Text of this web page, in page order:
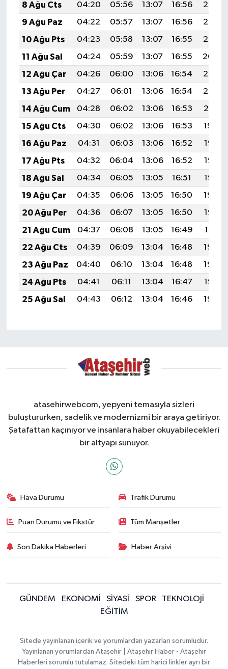
8 Ağu Cts
04:20 05:56 13:07 16:56
20:08
9 Ağu Paz
04:22 05:57 13:07 16:56
20:07
10 Ağu Pts
04:23 05:58 13:07 16:55
20:06
11 Ağu Sal
04:24 05:59 13:07 16:55
20:04
12 Ağu Çar
04:26 06:00 13:06 16:54
20:03
13 Ağu Per
04:27 06:01 13:06 16:54
20:02
14 Ağu Cum
04:28 06:02 13:06 16:53
20:01
15 Ağu Cts
04:30 06:02 13:06 16:53
19:59
16 Ağu Paz
04:31 06:03 13:06 16:52
19:58
17 Ağu Pts
04:32 06:04 13:06 16:52
19:57
18 Ağu Sal
04:34 06:05 13:05 16:51
19:55
19 Ağu Çar
04:35 06:06 13:05 16:50
19:54
20 Ağu Per
04:36 06:07 13:05 16:50
19:53
21 Ağu Cum
04:37 06:08 13:05 16:49
19:51
22 Ağu Cts
04:39 06:09 13:04 16:48
19:50
23 Ağu Paz
04:40 06:10 13:04 16:48
19:48
24 Ağu Pts
04:41 06:11 13:04 16:47
19:47
25 Ağu Sal
04:43 06:12 13:04 16:46 19:46
atasehirwebcom, yepyeni temasıyla sizleri
buluştururken, sadelik ve modernizmi bir araya getiriyor.
Şatafattan kaçınıyor ve insanlara haber okuyabilecekleri
bir altyapı sunuyor.
Hava Durumu Trafik Durumu
Puan Durumu ve Fikstür Tüm Manşetler
Son Dakika Haberleri Haber Arşivi
GÜNDEM EKONOMİ SİYASİ SPOR
TEKNOLOJİ
EĞİTİM
Sitede yayınlanan içerik ve yorumlardan yazarları sorumludur.
Yayınlanan yorumlardan Ataşehir | Ataşehir Haber - Ataşehir
Haberleri sorumlu tutulamaz. Sitedeki tüm harici linkler ayrı bir